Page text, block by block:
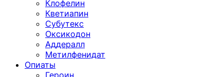
Клофелин
Кветиапин
Субутекс
Оксикодон
Аддералл
Метилфенидат
Опиаты
Героин